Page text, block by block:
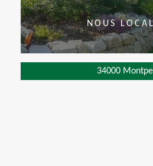
NOUS
34000